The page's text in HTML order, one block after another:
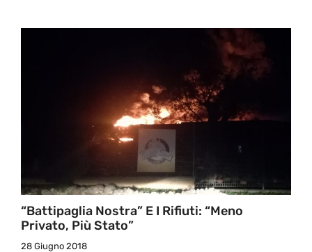
“Battipaglia Nostra” E I Rifiuti: “Meno
Privato, Più Stato”
28 Giugno 2018